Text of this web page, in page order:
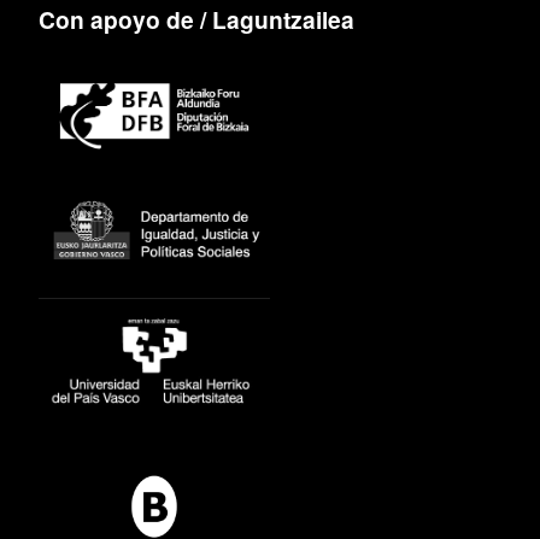
Con apoyo de / Laguntzailea